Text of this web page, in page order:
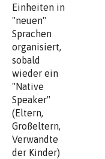
Einheiten in
"neuen"
Sprachen
organisiert,
sobald
wieder ein
"Native
Speaker"
(Eltern,
Großeltern,
Verwandte
der Kinder)